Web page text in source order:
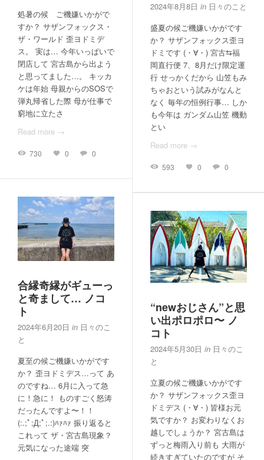
処暑の候 ご機嫌いかがで
すか？ サザンフォックス・
ザ・ワールド 歪ヨドミデ
ス。 実は… 今年いっぱいで
閉店して 宮古島から出よう
と思ってました…。 キッカ
ケは年始 母親からのSOSで
弾丸帰省した際 母が仕事で
窮地に立たさ
Read more →
730 0 0
2024年8月8日 in 日々のこと
盛夏の候ご機嫌いかがです
か？ サザンフォックス歪ヨ
ドミです (・∀・) 宮古⇆福
岡直行便 7、8月だけ限定運
行 せっかくだから 山笠もみ
ちゃおという試みがなんと
なく 毎年の恒例行事… しか
も今年は ガンダム山笠 機動
とい
Read more →
593 0 0
合縁奇縁がギューっ
と奇まして… ノコ
ト
2024年6月20日 in 日々のこ
と
夏至の候ご機嫌いかがです
か？ 歪ヨドミデス…って あ
のですね… 6月に入って急
に！急に！ ものすごく怒涛
だったんですよ〜！！
(:.;ﾟ;Д;ﾟ;.:)ﾊｧﾊｧ 振り返ると
これって ザ・宮古島現象？
元気になった途端 突
“newおじさん”と思
い出ポロポロ〜 ノ
コト
2024年5月30日 in 日々のこ
と
立夏の候ご機嫌いかがです
か？ サザンフォックス歪ヨ
ドミデス (・∀・) 皆様お元
気ですか？ お変わりなくお
越しでしょうか？ 宮古島は
ずっと梅雨入り前も 大雨が
続きすぎていたのですが そ